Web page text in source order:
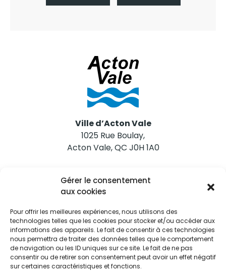
Gérer le consentement
aux cookies
Pour offrir les meilleures expériences, nous utilisons des
technologies telles que les cookies pour stocker et/ou accéder aux
informations des appareils. Le fait de consentir à ces technologies
nous permettra de traiter des données telles que le comportement
de navigation ou les ID uniques sur ce site. Le fait de ne pas
consentir ou de retirer son consentement peut avoir un effet négatif
sur certaines caractéristiques et fonctions.
Ville d’Acton Vale
1025 Rue Boulay,
Acton Vale, QC J0H 1A0
Nous joindre
Tél. 450 546-2703
Restez informés
Abonnez-vous aux alertes municipales